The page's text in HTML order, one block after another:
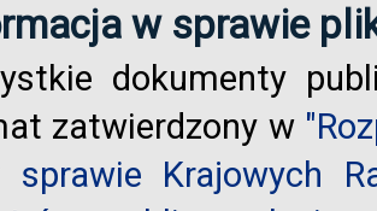
w sprawie
dokumenty
zatwierdzony w
Krajowych